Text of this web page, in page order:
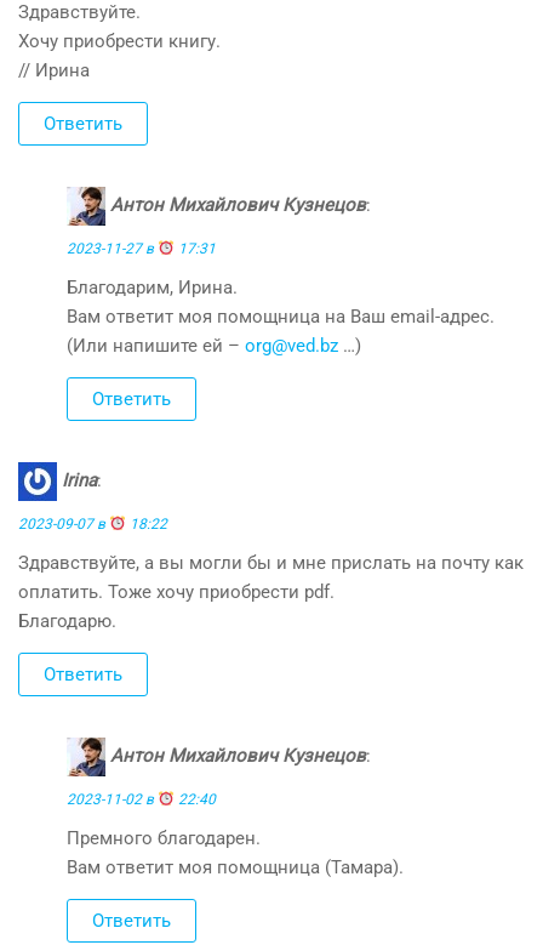
Здравствуйте.
Хочу приобрести книгу.
// Ирина
Ответить
Антон Михайлович Кузнецов:
2023-11-27 в 17:31
Благодарим, Ирина.
Вам ответит моя помощница на Ваш email-адрес.
(Или напишите ей – org@ved.bz …)
Ответить
Irina:
2023-09-07 в 18:22
Здравствуйте, а вы могли бы и мне прислать на почту как
оплатить. Тоже хочу приобрести pdf.
Благодарю.
Ответить
Антон Михайлович Кузнецов:
2023-11-02 в 22:40
Премного благодарен.
Вам ответит моя помощница (Тамара).
Ответить